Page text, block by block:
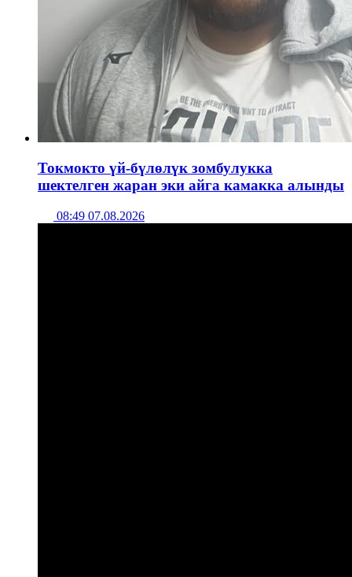
Токмокто үй-бүлөлүк зомбулукка
шектелген жаран эки айга камакка алынды
08:49 07.08.2026